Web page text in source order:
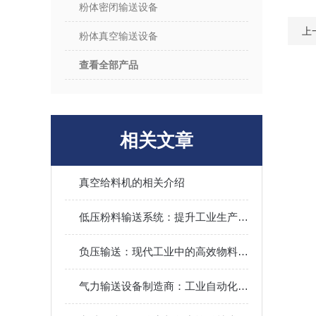
粉体密闭输送设备
粉体真空输送设备
查看全部产品
相关文章
真空给料机的相关介绍
低压粉料输送系统：提升工业生产效率的革命性技术
负压输送：现代工业中的高效物料搬运解决方案
气力输送设备制造商：工业自动化的幕后英雄